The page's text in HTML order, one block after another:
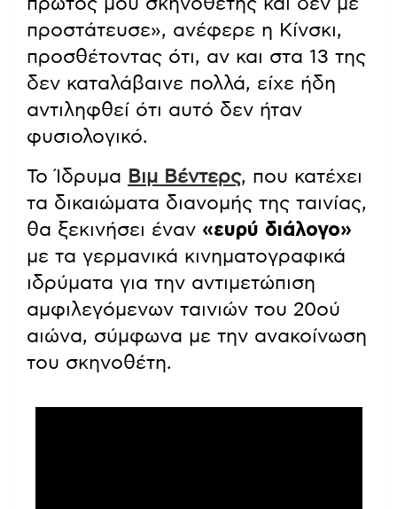
προστάτευσε», ανέφερε η Κίνσκι,
προσθέτοντας ότι, αν και στα 13 της
δεν καταλάβαινε πολλά, είχε ήδη
αντιληφθεί ότι αυτό δεν ήταν
φυσιολογικό.
Το Ίδρυμα Βιμ Βέντερς, που κατέχει
τα δικαιώματα διανομής της ταινίας,
θα ξεκινήσει έναν «ευρύ διάλογο»
με τα γερμανικά κινηματογραφικά
ιδρύματα για την αντιμετώπιση
αμφιλεγόμενων ταινιών του 20ού
αιώνα, σύμφωνα με την ανακοίνωση
του σκηνοθέτη.